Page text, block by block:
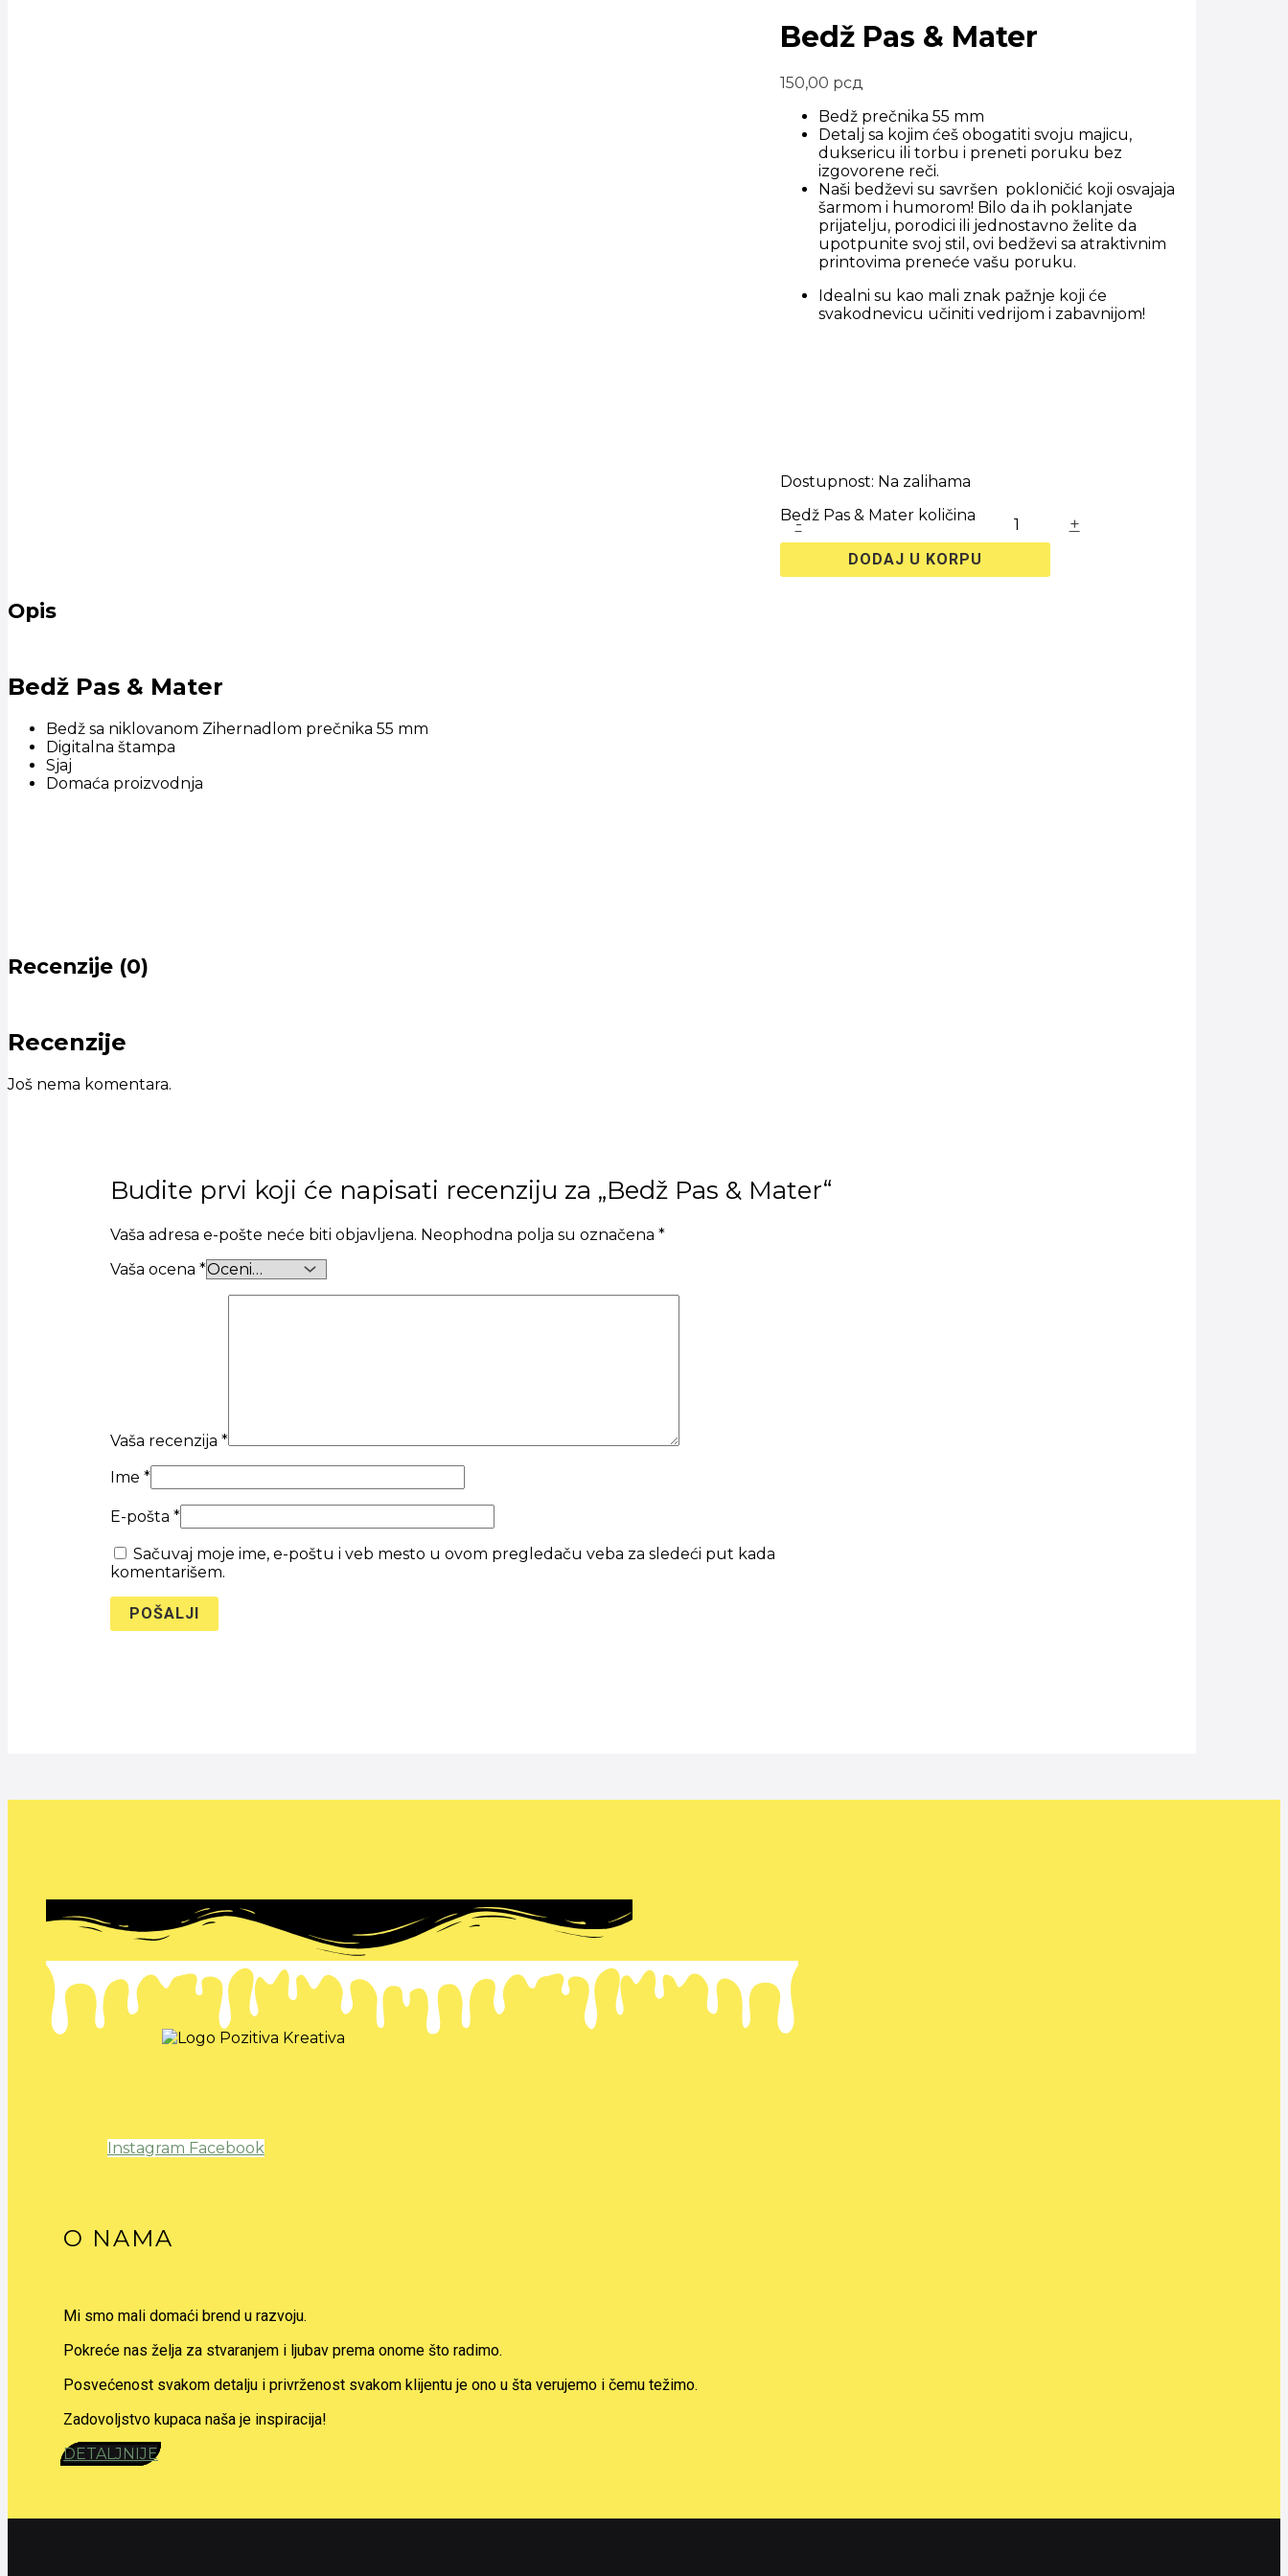
Bedž Pas & Mater
150,00 рсд
Bedž prečnika 55 mm
Detalj sa kojim ćeš obogatiti svoju majicu,
duksericu ili torbu i preneti poruku bez
izgovorene reči.
Naši bedževi su savršen pokloničić koji osvajaja
šarmom i humorom! Bilo da ih poklanjate
prijatelju, porodici ili jednostavno želite da
upotpunite svoj stil, ovi bedževi sa atraktivnim
printovima preneće vašu poruku.
Idealni su kao mali znak pažnje koji će
svakodnevicu učiniti vedrijom i zabavnijom!
Dostupnost: Na zalihama
-
Bedž Pas & Mater količina +
DODAJ U KORPU
Opis
Bedž Pas & Mater
Bedž sa niklovanom Zihernadlom prečnika 55 mm
Digitalna štampa
Sjaj
Domaća proizvodnja
Recenzije (0)
Recenzije
Još nema komentara.
Budite prvi koji će napisati recenziju za „Bedž Pas & Mater“
Vaša adresa e-pošte neće biti objavljena. Neophodna polja su označena *
Vaša ocena *
Vaša recenzija *
Ime *
E-pošta *
Sačuvaj moje ime, e-poštu i veb mesto u ovom pregledaču veba za sledeći put kada
komentarišem.
Instagram Facebook
O NAMA
Mi smo mali domaći brend u razvoju.
Pokreće nas želja za stvaranjem i ljubav prema onome što radimo.
Posvećenost svakom detalju i privrženost svakom klijentu je ono u šta verujemo i čemu težimo.
Zadovoljstvo kupaca naša je inspiracija!
DETALJNIJE